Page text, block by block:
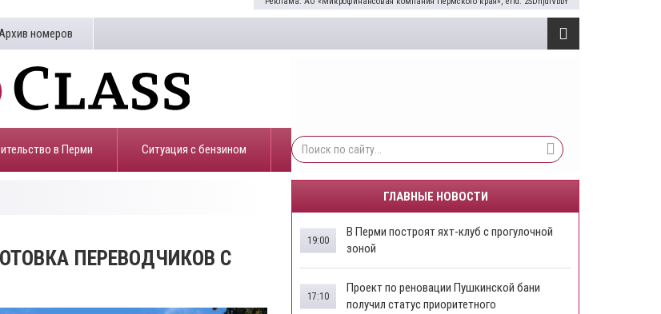
номеров
в Перми ​Ситуация с бензином
ПЕРЕВОДЧИКОВ С
ГЛАВНЫЕ НОВОСТИ
В Перми построят яхт-клуб с прогулочной
зоной
19:00
​Проект по реновации Пушкинской бани
получил статус приоритетного
17:10